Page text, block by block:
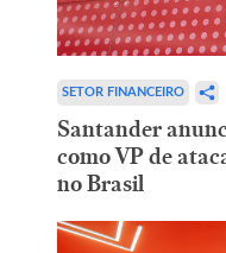
SETOR FINANCEIRO
Santander
como VP de
no Brasil